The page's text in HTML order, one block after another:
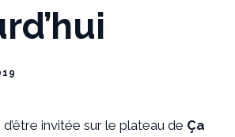
d’être invitée sur le plateau de Ça